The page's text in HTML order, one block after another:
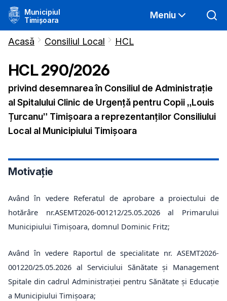
Municipiul
Timișoara
Meniu
Acasă Consiliul Local HCL
HCL290/2026
privind desemnarea în Consiliul de Administrație
al Spitalului Clinic de Urgență pentru Copii „Louis
Țurcanu” Timișoara a reprezentanților Consiliului
Local al Municipiului Timișoara
Motivație
Având în vedere Referatul de aprobare a proiectului de
hotărâre nr.ASEMT2026-001212/25.05.2026 al Primarului
Municipiului Timișoara, domnul Dominic Fritz;
Având în vedere Raportul de specialitate nr. ASEMT2026-
001220/25.05.2026 al Serviciului Sănătate și Management
Spitale din cadrul Administrației pentru Sănătate și Educație
a Municipiului Timișoara;